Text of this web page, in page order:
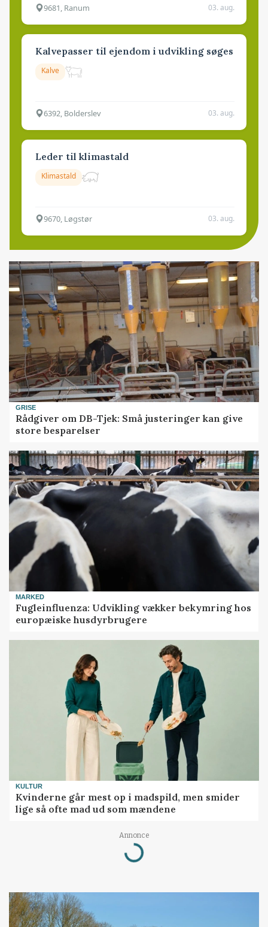
9681, Ranum 03. aug.
Kalvepasser til ejendom i udvikling søges
Kalve
6392, Bolderslev 03. aug.
Leder til klimastald
Klimastald
9670, Løgstør 03. aug.
GRISE
Rådgiver om DB-Tjek: Små justeringer kan give
store besparelser
MARKED
Fugleinfluenza: Udvikling vækker bekymring hos
europæiske husdyrbrugere
KULTUR
Kvinderne går mest op i madspild, men smider
lige så ofte mad ud som mændene
Annonce
Loading...